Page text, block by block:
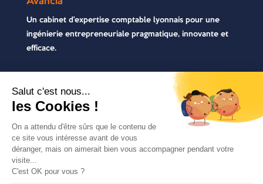
Un cabinet d’expertise comptable lyonnais pour une
ingénierie entrepreneuriale pragmatique, innovante et
efficace.
Contactez-nous
04 72 71 54 72
30, rue Pré Gaudry, 69007 Lyon
contact@avancia.fr